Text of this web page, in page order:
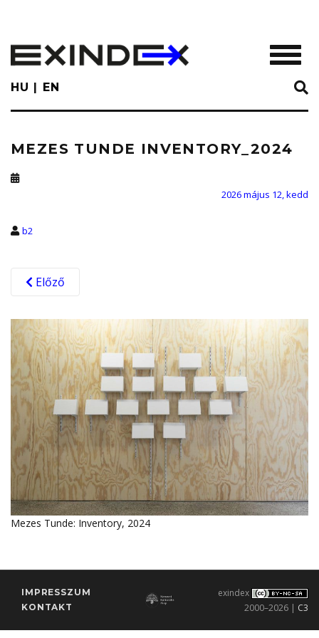
main
content
HU EN
MEZES TUNDE INVENTORY_2024
2026 május 12, kedd
b2
Előző
Mezes Tunde: Inventory, 2024
IMPRESSZUM
KONTAKT
exindex
2000–2026 | C3